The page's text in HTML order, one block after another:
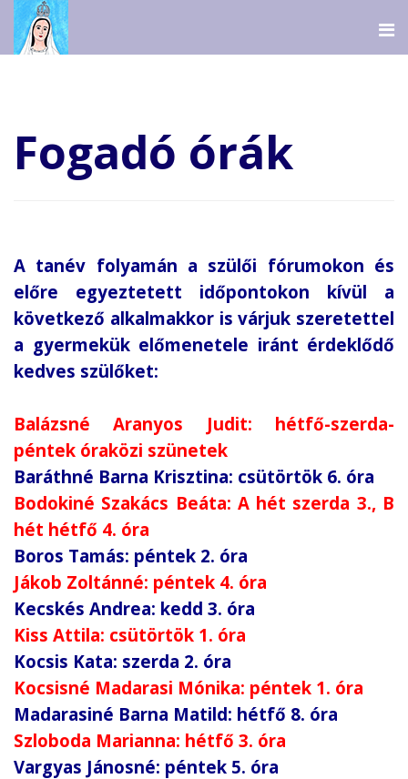
Fogadó órák
A tanév folyamán a szülői fórumokon és
előre egyeztetett időpontokon kívül a
következő alkalmakkor is várjuk szeretettel
a gyermekük előmenetele iránt érdeklődő
kedves szülőket:
Balázsné Aranyos Judit: hétfő-szerda-
péntek óraközi szünetek
Baráthné Barna Krisztina: csütörtök 6. óra
Bodokiné Szakács Beáta: A hét szerda 3., B
hét hétfő 4. óra
Boros Tamás: péntek 2. óra
Jákob Zoltánné: péntek 4. óra
Kecskés Andrea: kedd 3. óra
Kiss Attila: csütörtök 1. óra
Kocsis Kata: szerda 2. óra
Kocsisné Madarasi Mónika: péntek 1. óra
Madarasiné Barna Matild: hétfő 8. óra
Szloboda Marianna: hétfő 3. óra
Vargyas Jánosné: péntek 5. óra